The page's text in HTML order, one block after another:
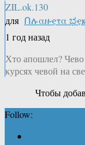
ZIL.ok.130
для Ոሉαዙҿτα
1 год назад
Хто апошлел?
курсях чевой на
Чтобы
Follow: